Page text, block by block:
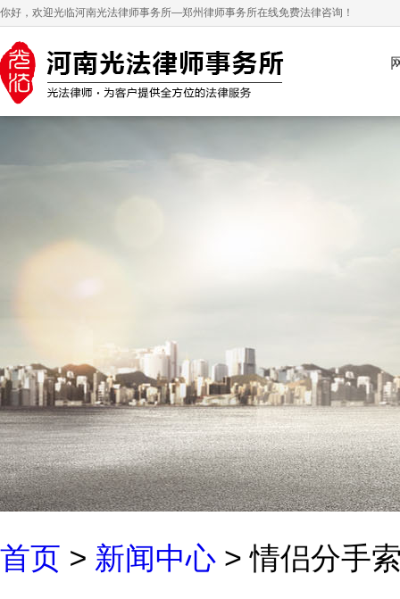
你好，欢迎光临河南光法律师事务所—郑州律师事务所在线免费法律咨询！
首页 > 新闻中心 > 情侣分手